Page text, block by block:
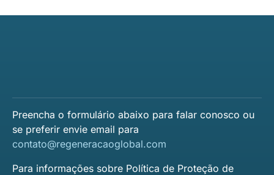
Preencha o formulário abaixo para falar conosco ou
se preferir envie email para
contato@regeneracaoglobal.com
Para informações sobre Política de Proteção de